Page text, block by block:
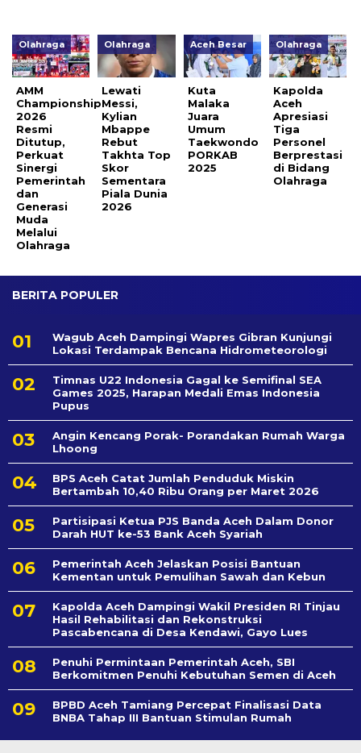
Olahraga
AMM
Championship
2026
Resmi
Ditutup,
Perkuat
Sinergi
Pemerintah
dan
Generasi
Muda
Melalui
Olahraga ‎
Olahraga
Lewati
Messi,
Kylian
Mbappe
Rebut
Takhta Top
Skor
Sementara
Piala Dunia
2026
Aceh Besar
Kuta
Malaka
Juara
Umum
Taekwondo
PORKAB
2025
Olahraga
Kapolda
Aceh
Apresiasi
Tiga
Personel
Berprestasi
di Bidang
Olahraga
BERITA POPULER
Wagub Aceh Dampingi Wapres Gibran Kunjungi
Lokasi Terdampak Bencana Hidrometeorologi
Timnas U22 Indonesia Gagal ke Semifinal SEA
Games 2025, Harapan Medali Emas Indonesia
Pupus
Angin Kencang Porak- Porandakan Rumah Warga
Lhoong
BPS Aceh Catat Jumlah Penduduk Miskin
Bertambah 10,40 Ribu Orang per Maret 2026
Partisipasi Ketua PJS Banda Aceh Dalam Donor
Darah HUT ke-53 Bank Aceh Syariah
Pemerintah Aceh Jelaskan Posisi Bantuan
Kementan untuk Pemulihan Sawah dan Kebun
Kapolda Aceh Dampingi Wakil Presiden RI Tinjau
Hasil Rehabilitasi dan Rekonstruksi
Pascabencana di Desa Kendawi, Gayo Lues
Penuhi Permintaan Pemerintah Aceh, SBI
Berkomitmen Penuhi Kebutuhan Semen di Aceh
BPBD Aceh Tamiang Percepat Finalisasi Data
BNBA Tahap III Bantuan Stimulan Rumah